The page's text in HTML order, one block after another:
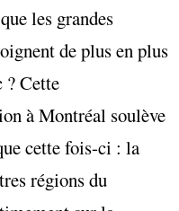
les grandes
de plus en plus
? Cette
à Montréal soulève
cette fois-ci : la
régions du